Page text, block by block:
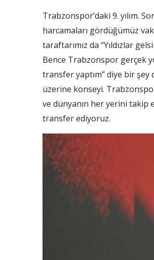
Trabzonspor’daki 9. yılım.
harcamaları gördüğümüz
taraftarımız da “Yıldızlar
Bence Trabzonspor gerçek
transfer yaptım” diye bir şey
üzerine konseyi.
ve dünyanın her yerini takip
transfer ediyoruz.